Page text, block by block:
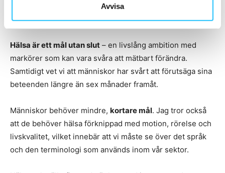
Avvisa
inte lika mycket när de är friska
inte är mitt i en pandemi…
Hälsa är ett mål utan slut – en livslång ambition med
markörer som kan vara svåra att mätbart förändra.
Samtidigt vet vi att människor har svårt att förutsäga sina
beteenden längre än sex månader framåt.
Människor behöver mindre, kortare mål. Jag tror också
att de behöver hälsa förknippad med motion, rörelse och
livskvalitet, vilket innebär att vi måste se över det språk
och den terminologi som används inom vår sektor.